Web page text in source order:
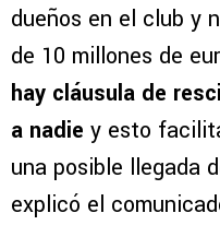
dueños en el club y
de 10 millones de
hay cláusula de
a nadie y esto
una posible llegada
explicó el